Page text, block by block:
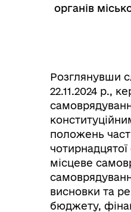
Графіки
органів
Розглянувши
22.11.2024 р.,
положень
чотирнадцятої
місцеве
висновки та
бюджету,